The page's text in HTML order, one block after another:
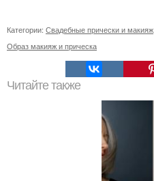
Категории: Свадебные прически и макияж
Образ макияж и прическа
Читайте также